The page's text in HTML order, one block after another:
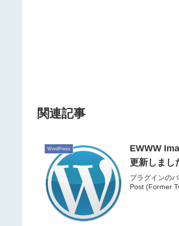
関連記事
WordPress
EWWW
更新しまし
プラグインの
Post (Former